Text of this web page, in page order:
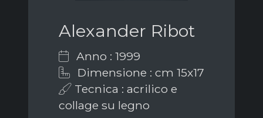
Alexander Ribot
Anno : 1999
Dimensione : cm 15x17
Tecnica : acrilico e
collage su legno